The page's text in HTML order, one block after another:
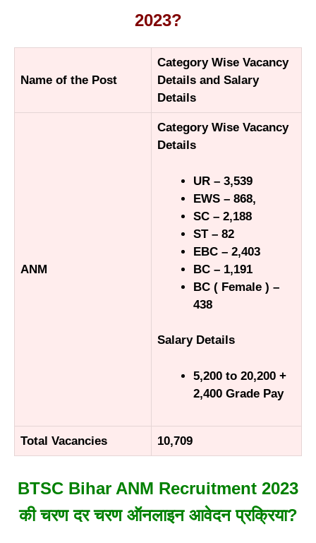
2023?
Name of the Post
Category Wise Vacancy
Details and Salary
Details
ANM
Category Wise Vacancy
Details
UR – 3,539
EWS – 868,
SC – 2,188
ST – 82
EBC – 2,403
BC – 1,191
BC ( Female ) –
438
Salary Details
5,200 to 20,200 +
2,400 Grade Pay
Total Vacancies 10,709
BTSC Bihar ANM Recruitment 2023
की चरण दर चरण ऑनलाइन आवेदन प्रक्रिया?